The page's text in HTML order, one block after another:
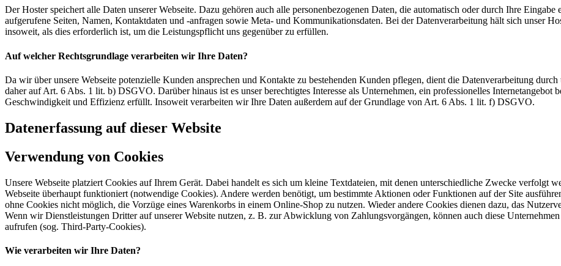
Der Hoster speichert alle Daten unserer Webseite. Dazu gehören auch alle personenbezogenen Daten, die automatisch oder durch Ihre
aufgerufene Seiten, Namen, Kontaktdaten und -anfragen sowie Meta- und Kommunikationsdaten. Bei der Datenverarbeitung hält sich unser
insoweit, als dies erforderlich ist, um die Leistungspflicht uns gegenüber zu erfüllen.
Auf welcher Rechtsgrundlage verarbeiten wir Ihre Daten?
Da wir über unsere Webseite potenzielle Kunden ansprechen und Kontakte zu bestehenden Kunden pflegen, dient die Datenverarbeitung
daher auf Art. 6 Abs. 1 lit. b) DSGVO. Darüber hinaus ist es unser berechtigtes Interesse als Unternehmen, ein professionelles Internetangebot
Geschwindigkeit und Effizienz erfüllt. Insoweit verarbeiten wir Ihre Daten außerdem auf der Grundlage von Art. 6 Abs. 1 lit. f) DSGVO.
Datenerfassung auf dieser Website
Verwendung von Cookies
Unsere Webseite platziert Cookies auf Ihrem Gerät. Dabei handelt es sich um kleine Textdateien, mit denen unterschiedliche Zwecke verfolgt
Webseite überhaupt funktioniert (notwendige Cookies). Andere werden benötigt, um bestimmte Aktionen oder Funktionen auf der Site
ohne Cookies nicht möglich, die Vorzüge eines Warenkorbs in einem Online-Shop zu nutzen. Wieder andere Cookies dienen dazu, das
Wenn wir Dienstleistungen Dritter auf unserer Website nutzen, z. B. zur Abwicklung von Zahlungsvorgängen, können auch diese
aufrufen (sog. Third-Party-Cookies).
Wie verarbeiten wir Ihre Daten?